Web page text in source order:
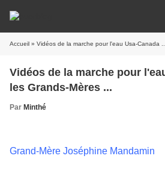
Accueil » Vidéos de la marche pour l'eau Usa-Canada
Vidéos de la marche pour
les Grands-Mères ...
Par Minthé
Grand-Mère Joséphine Mandamin